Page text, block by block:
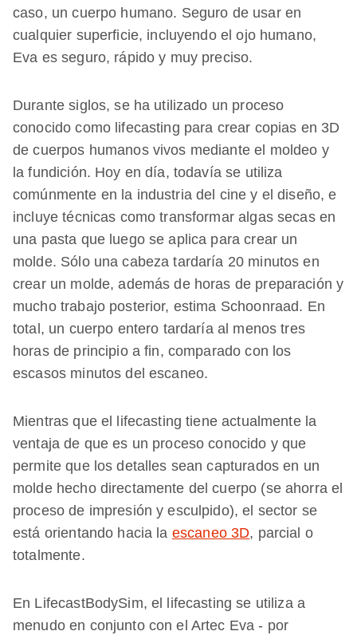
caso, un cuerpo humano. Seguro de usar en
cualquier superficie, incluyendo el ojo humano,
Eva es seguro, rápido y muy preciso.
Durante siglos, se ha utilizado un proceso
conocido como lifecasting para crear copias en 3D
de cuerpos humanos vivos mediante el moldeo y
la fundición. Hoy en día, todavía se utiliza
comúnmente en la industria del cine y el diseño, e
incluye técnicas como transformar algas secas en
una pasta que luego se aplica para crear un
molde. Sólo una cabeza tardaría 20 minutos en
crear un molde, además de horas de preparación y
mucho trabajo posterior, estima Schoonraad. En
total, un cuerpo entero tardaría al menos tres
horas de principio a fin, comparado con los
escasos minutos del escaneo.
Mientras que el lifecasting tiene actualmente la
ventaja de que es un proceso conocido y que
permite que los detalles sean capturados en un
molde hecho directamente del cuerpo (se ahorra el
proceso de impresión y esculpido), el sector se
está orientando hacia la escaneo 3D, parcial o
totalmente.
En LifecastBodySim, el lifecasting se utiliza a
menudo en conjunto con el Artec Eva - por